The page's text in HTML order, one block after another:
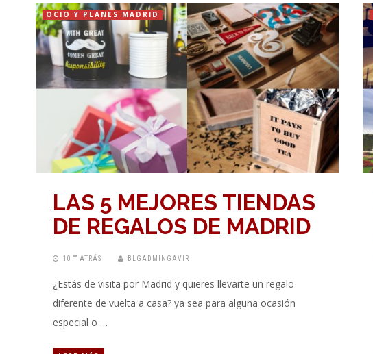
OCIO Y PLANES MADRID
LAS 5 MEJORES TIENDAS
DE REGALOS DE MADRID
10 “” ATRÁS BLGADMINGAVIR
¿Estás de visita por Madrid y quieres llevarte un regalo
diferente de vuelta a casa? ya sea para alguna ocasión
especial o …